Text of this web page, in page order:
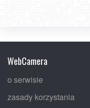
WebCamera
o serwisie
zasady korzystania